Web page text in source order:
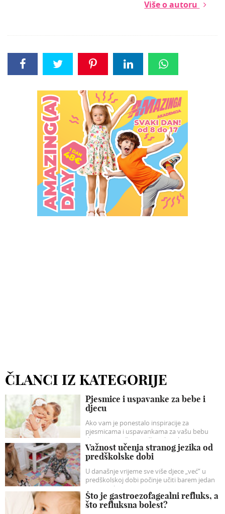
Više o autoru
ČLANCI IZ KATEGORIJE
Pjesmice i uspavanke za bebe i
djecu
Ako vam je ponestalo inspiracije za
pjesmicama i uspavankama za vašu bebu
donosimo naše prijedloge koji će sigurno
razveseliti vašu dječicu.
Važnost učenja stranog jezika od
predškolske dobi
U današnje vrijeme sve više djece „već“ u
predškolskoj dobi počinje učiti barem jedan
strani jezik.
Što je gastroezofagealni refluks, a
što refluksna bolest?